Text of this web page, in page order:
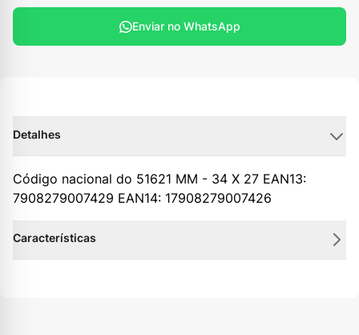
Enviar no WhatsApp
Detalhes
Código nacional do 51621 MM - 34 X 27 EAN13:
7908279007429 EAN14: 17908279007426
Características